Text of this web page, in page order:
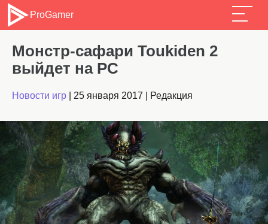
ProGamer
Монстр-сафари Toukiden 2
выйдет на PC
Новости игр 25 января 2017 Редакция